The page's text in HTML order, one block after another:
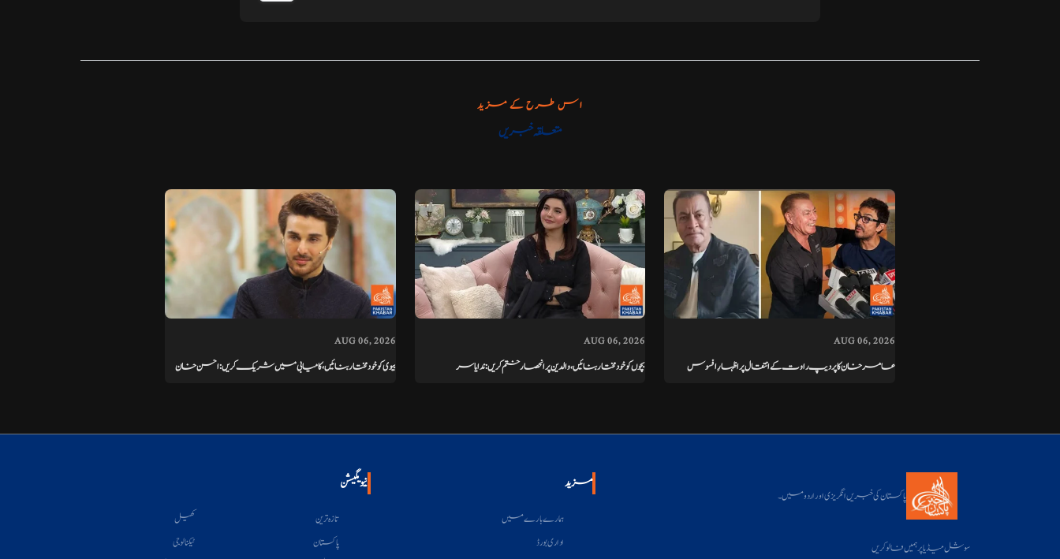
اس طرح کے مزید
متعلقہ خبریں
AUG 06, 2026
عامر خان کا پردیپ راوت کے انتقال پر اظہارِ افسوس
AUG 06, 2026
بچوں کو خودمختار بنائیں، والدین پر انحصار ختم کریں: ندا یاسر
AUG 06, 2026
بیوی کو خودمختار بنائیں، کامیابی میں شریک کریں: احسن خان
پاکستان کی خبریں انگریزی اور اردو میں۔
سوشل میڈیا پر ہمیں فالو کریں
مزید
ہمارے بارے میں
اداری بورڈ
نیویگیشن
تازہ ترین
پاکستان
کھیل
ٹیکنالوجی